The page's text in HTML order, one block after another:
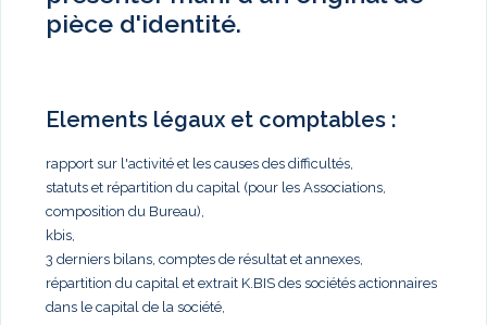
pièce d'identité.
Elements légaux et comptables :
rapport sur l'activité et les causes des difficultés,
statuts et répartition du capital (pour les Associations,
composition du Bureau),
kbis,
3 derniers bilans, comptes de résultat et annexes,
répartition du capital et extrait K.BIS des sociétés actionnaires
dans le capital de la société,